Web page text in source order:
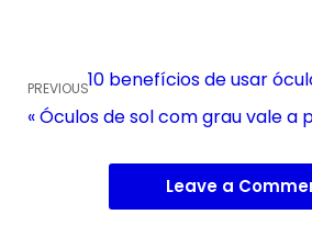
10 benefícios de usar
PREVIOUS
« Óculos de sol com grau vale a
Leave a